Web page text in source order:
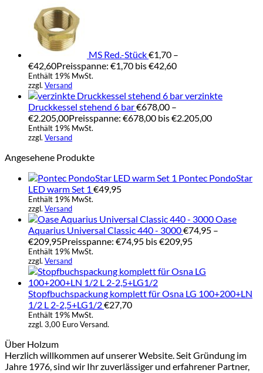
MS Red.-Stück€1,70 –
€42,60Preisspanne: €1,70 bis €42,60
Enthält 19% MwSt.
zzgl. Versand
verzinkte
Druckkessel stehend 6 bar€678,00 –
€2.205,00Preisspanne: €678,00 bis €2.205,00
Enthält 19% MwSt.
zzgl. Versand
Angesehene Produkte
Pontec PondoStar
LED warm Set 1 €49,95
Enthält 19% MwSt.
zzgl. Versand
Oase
Aquarius Universal Classic 440 - 3000€74,95 –
€209,95Preisspanne: €74,95 bis €209,95
Enthält 19% MwSt.
zzgl. Versand
Stopfbuchspackung komplett für Osna LG 100+200+LN
1/2 L 2-2,5+LG1/2€27,70
Enthält 19% MwSt.
zzgl. 3,00 Euro Versand.
Über Holzum
Herzlich willkommen auf unserer Website. Seit Gründung im
Jahre 1976, sind wir Ihr zuverlässiger und erfahrener Partner,